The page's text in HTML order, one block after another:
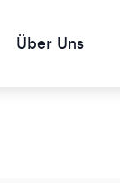
Über Uns